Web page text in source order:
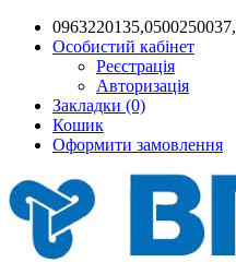
0963220135,0500250037,
Особистий кабінет
Реєстрація
Авторизація
Закладки (0)
Кошик
Оформити замовлення